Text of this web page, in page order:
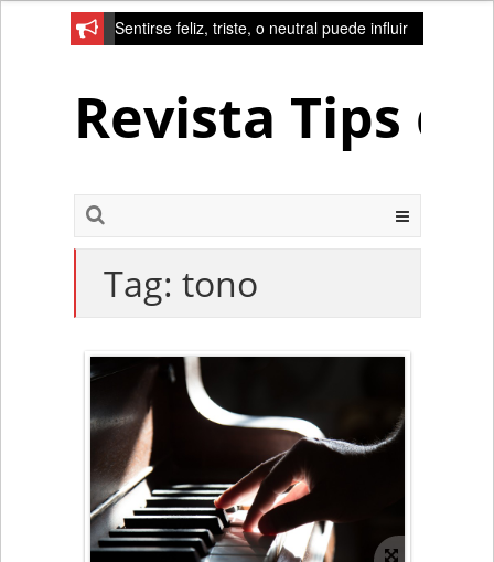
Sentirse feliz, triste, o neutral puede influir
Revista Tips
Tag: tono